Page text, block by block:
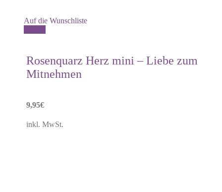
Auf die Wunschliste
Rosenquarz Herz mini – Liebe zum
Mitnehmen
9,95€
inkl. MwSt.